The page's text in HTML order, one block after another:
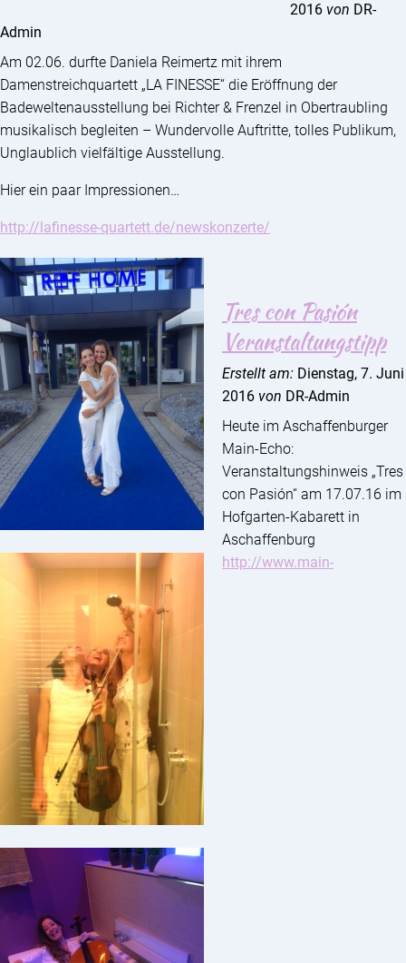
2016 von DR-
Admin
Am 02.06. durfte Daniela Reimertz mit ihrem
Damenstreichquartett „LA FINESSE“ die Eröffnung der
Badeweltenausstellung bei Richter & Frenzel in Obertraubling
musikalisch begleiten – Wundervolle Auftritte, tolles Publikum,
Unglaublich vielfältige Ausstellung.
Hier ein paar Impressionen…
http://lafinesse-quartett.de/newskonzerte/
Tres con Pasión
Veranstaltungstipp
Erstellt am: Dienstag, 7. Juni
2016 von DR-Admin
Heute im Aschaffenburger
Main-Echo:
Veranstaltungshinweis „Tres
con Pasión“ am 17.07.16 im
Hofgarten-Kabarett in
Aschaffenburg
http://www.main-